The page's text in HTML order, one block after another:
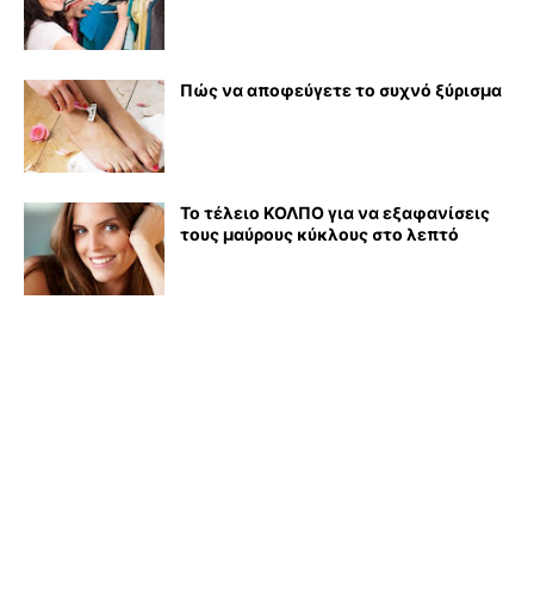
Πώς να αποφεύγετε το συχνό ξύρισμα
Το τέλειο ΚΟΛΠΟ για να εξαφανίσεις
τους μαύρους κύκλους στο λεπτό